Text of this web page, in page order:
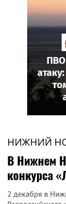
НИЖНИЙ
В Нижнем
конкурса
2 декабря в
ПВО